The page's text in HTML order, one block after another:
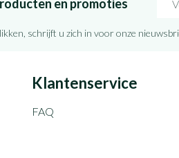
en promoties
schrijft u zich in voor onze
Klantenservice
FAQ